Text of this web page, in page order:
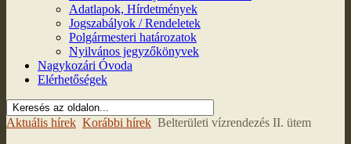
Adatlapok, Hírdetmények
Jogszabályok / Rendeletek
Polgármesteri határozatok
Nyilvános jegyzőkönyvek
Nagykozári Óvoda
Elérhetőségek
Aktuális hírek Korábbi hírek Belterületi vízrendezés II. ütem